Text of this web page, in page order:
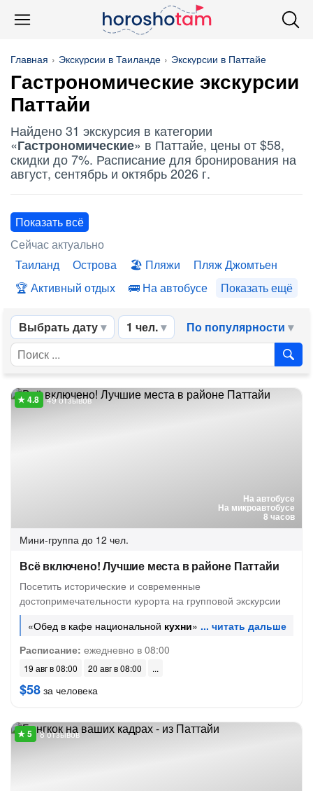
Главная Экскурсии в Таиланде Экскурсии в Паттайе
Гастрономические экскурсии
Паттайи
Найдено 31 экскурсия в категории
«Гастрономические» в Паттайе, цены от $58,
скидки до 7%. Расписание для бронирования на
август, сентябрь и октябрь 2026 г.
Показать всё
Сейчас актуально
Таиланд
Острова Пляжи
Пляж Джомтьен
Активный отдых
На автобусе Показать ещё
Выбрать дату 1 чел. По популярности
На автобусе
На микроавтобусе
8 часов
49 отзывов
Мини-группа до 12 чел.
Всё включено! Лучшие места в районе Паттайи
Посетить исторические и современные
достопримечательности курорта на групповой экскурсии
«Обед в кафе национальной кухни»
Расписание: ежедневно в 08:00
19 авг в 08:00 20 авг в 08:00
$58 за человека
8 отзывов